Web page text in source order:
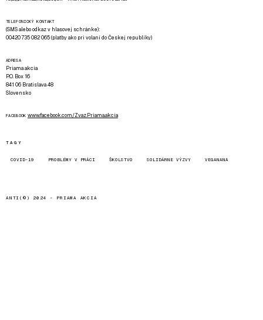
TELEFONICKÝ KONTAKT
(SMS alebo odkaz v hlasovej schránke):
00420 735 082 065 (platby ako pri volaní do Českej republiky)
ADRESA
Priama akcia
P.O. Box 16
841 06 Bratislava 48
Slovensko
FACEBOOK www.facebook.com/Zvaz.Priama.akcia
TAGY
COVID-19 PROBLÉMY V PRÁCI ŠKOLSTVO SOLIDÁRNE VÝZVY VEGANANA
ANTI(©) 2024 - PRIAMA AKCIA